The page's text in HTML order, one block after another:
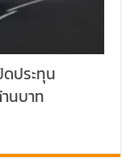
ดประทุน
นบาท